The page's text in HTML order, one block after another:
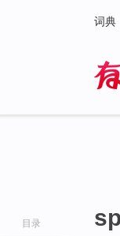
词典
目录